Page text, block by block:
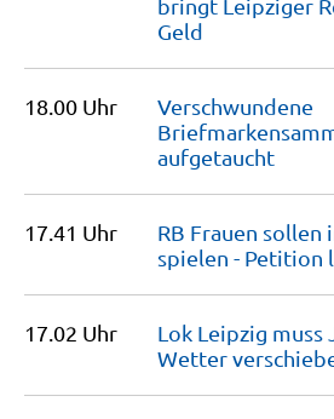
bringt Leipziger
Geld
18.00 Uhr
Verschwundene
aufgetaucht
17.41 Uhr
RB Frauen
spielen - Petition
17.02 Uhr
Lok Leipzig muss
Wetter